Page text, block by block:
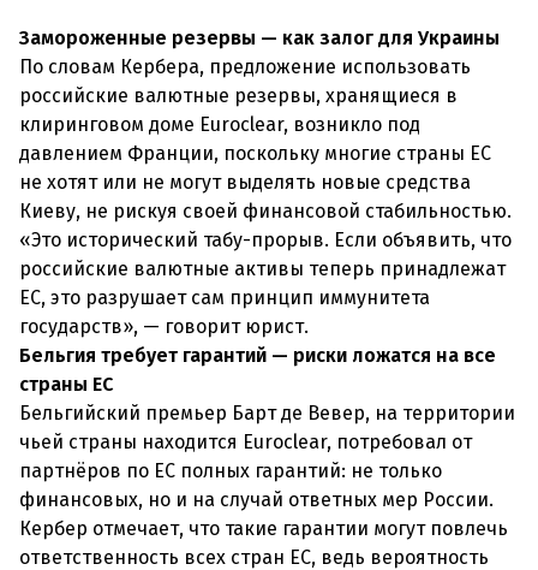
Замороженные резервы — как залог для Украины
По словам Кербера, предложение использовать
российские валютные резервы, хранящиеся в
клиринговом доме Euroclear, возникло под
давлением Франции, поскольку многие страны ЕС
не хотят или не могут выделять новые средства
Киеву, не рискуя своей финансовой стабильностью.
«Это исторический табу-прорыв. Если объявить, что
российские валютные активы теперь принадлежат
ЕС, это разрушает сам принцип иммунитета
государств», — говорит юрист.
Бельгия требует гарантий — риски ложатся на все
страны ЕС
Бельгийский премьер Барт де Вевер, на территории
чьей страны находится Euroclear, потребовал от
партнёров по ЕС полных гарантий: не только
финансовых, но и на случай ответных мер России.
Кербер отмечает, что такие гарантии могут повлечь
ответственность всех стран ЕС, ведь вероятность